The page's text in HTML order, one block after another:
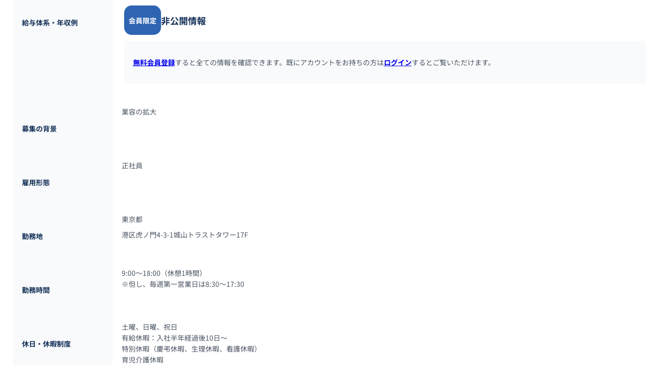
給与体系・年収例 会員限定 非公開情報
無料会員登録すると全ての情報を確認できます。既にアカウントをお持ちの方はログインするとご覧いただけます。
募集の背景
業容の拡大
雇用形態
正社員
勤務地
東京都
港区虎ノ門4-3-1城山トラストタワー17F
勤務時間
9:00～18:00（休憩1時間）
※但し、毎週第一営業日は8:30～17:30
休日・休暇制度
土曜、日曜、祝日
有給休暇：入社半年経過後10日～
特別休暇（慶弔休暇、生理休暇、看護休暇）
育児介護休暇